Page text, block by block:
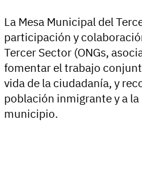
La Mesa Municipal del
participación y
Tercer Sector (ONGs,
fomentar el trabajo
vida de la ciudadanía, y
población inmigrante y a
municipio.